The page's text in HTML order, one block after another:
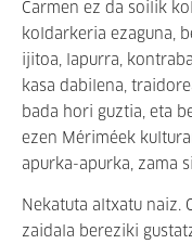
Carmen ez da soilik
koldarkeria ezaguna,
ijitoa, lapurra,
kasa dabilena,
bada hori guztia, eta
ezen Mériméek
apurka-apurka, zama
Nekatuta altxatu naiz.
zaidala bereziki